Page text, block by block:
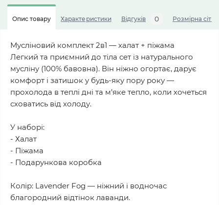
Опис товару Характеристики Відгуків 0 Розмірна сітка
Мусліновий комплект 2в1 — халат + піжама
Легкий та приємний до тіла сет із натурального
мусліну (100% бавовна). Він ніжно огортає, дарує
комфорт і затишок у будь-яку пору року —
прохолода в теплі дні та м’яке тепло, коли хочеться
сховатись від холоду.
У наборі:
- Халат
- Піжама
- Подарункова коробка
Колір: Lavender Fog — ніжний і водночас
благородний відтінок лаванди.